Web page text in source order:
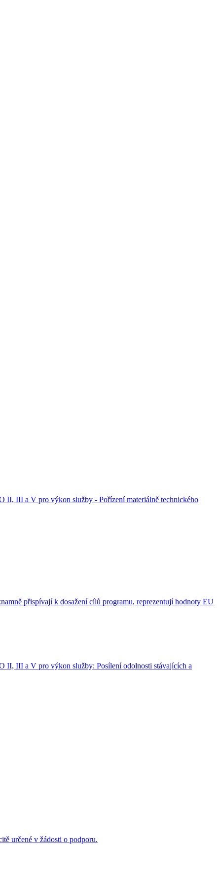
II, III a V pro výkon služby - Pořízení materiálně technického
přispívají k dosažení cílů programu, reprezentují hodnoty EU
II, III a V pro výkon služby: Posílení odolnosti stávajících a
určené v žádosti o podporu.